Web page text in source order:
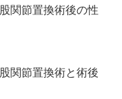
関節置換術後の性
関節置換術と術後